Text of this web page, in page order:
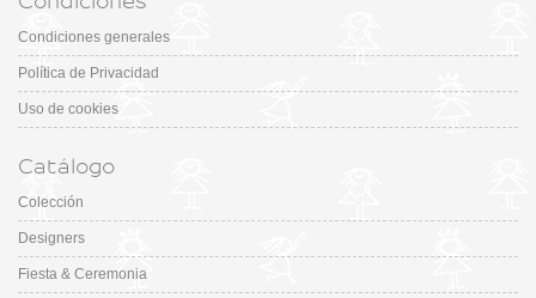
Condiciones generales
Política de Privacidad
Uso de cookies
Catálogo
Colección
Designers
Fiesta & Ceremonia